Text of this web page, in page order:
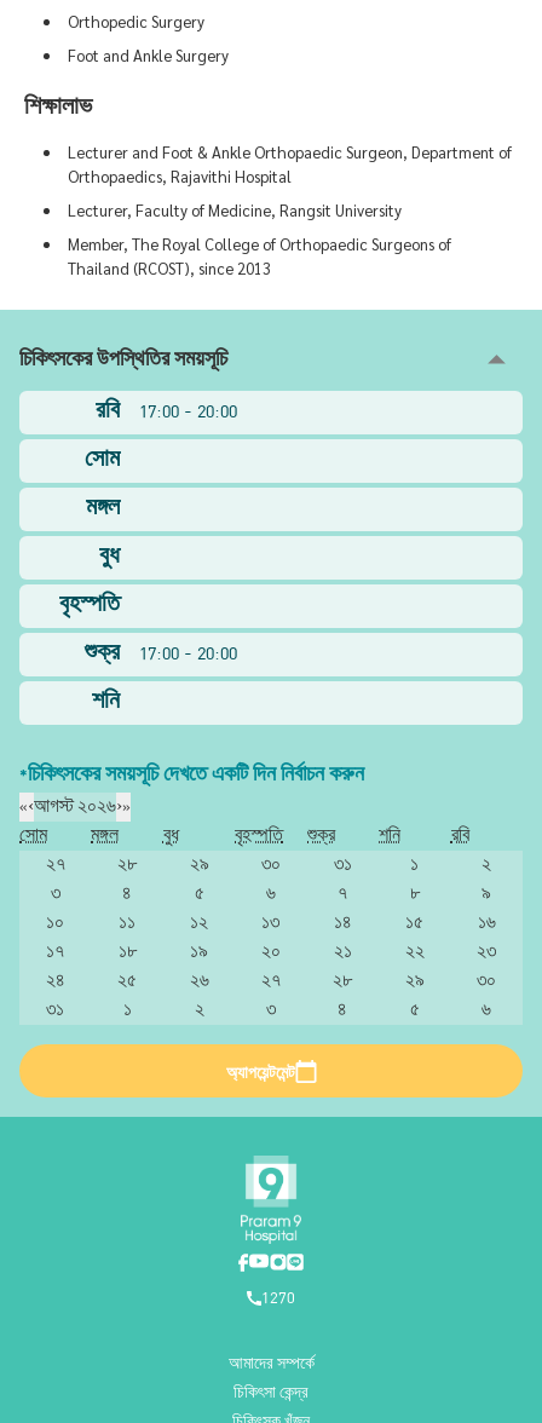
Orthopedic Surgery
Foot and Ankle Surgery
শিক্ষালাভ
Lecturer and Foot & Ankle Orthopaedic Surgeon, Department of
Orthopaedics, Rajavithi Hospital
Lecturer, Faculty of Medicine, Rangsit University
Member, The Royal College of Orthopaedic Surgeons of
Thailand (RCOST), since 2013
চিকিৎসকের উপস্থিতির সময়সূচি
রবি
17:00 - 20:00
সোম
মঙ্গল
বুধ
বৃহস্পতি
শুক্র
17:00 - 20:00
শনি
*চিকিৎসকের সময়সূচি দেখতে একটি দিন নির্বাচন করুন
«‹আগস্ট ২০২৬›»
সোম
মঙ্গল বুধ বৃহস্পতি শুক্র শনি
রবি
২৭
২৮ ২৯ ৩০ ৩১ ১
২
৩
৪ ৫ ৬ ৭ ৮
৯
১০
১১ ১২ ১৩ ১৪ ১৫
১৬
১৭
১৮ ১৯ ২০ ২১ ২২
২৩
২৪
২৫ ২৬ ২৭ ২৮ ২৯
৩০
৩১
১ ২ ৩ ৪ ৫ ৬
অ্যাপয়েন্টমেন্ট
1270
আমাদের সম্পর্কে
চিকিৎসা কেন্দ্র